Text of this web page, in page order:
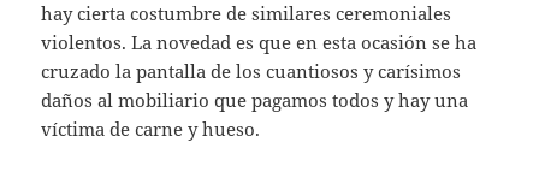
hay cierta costumbre de similares ceremoniales
violentos. La novedad es que en esta ocasión se ha
cruzado la pantalla de los cuantiosos y carísimos
daños al mobiliario que pagamos todos y hay una
víctima de carne y hueso.